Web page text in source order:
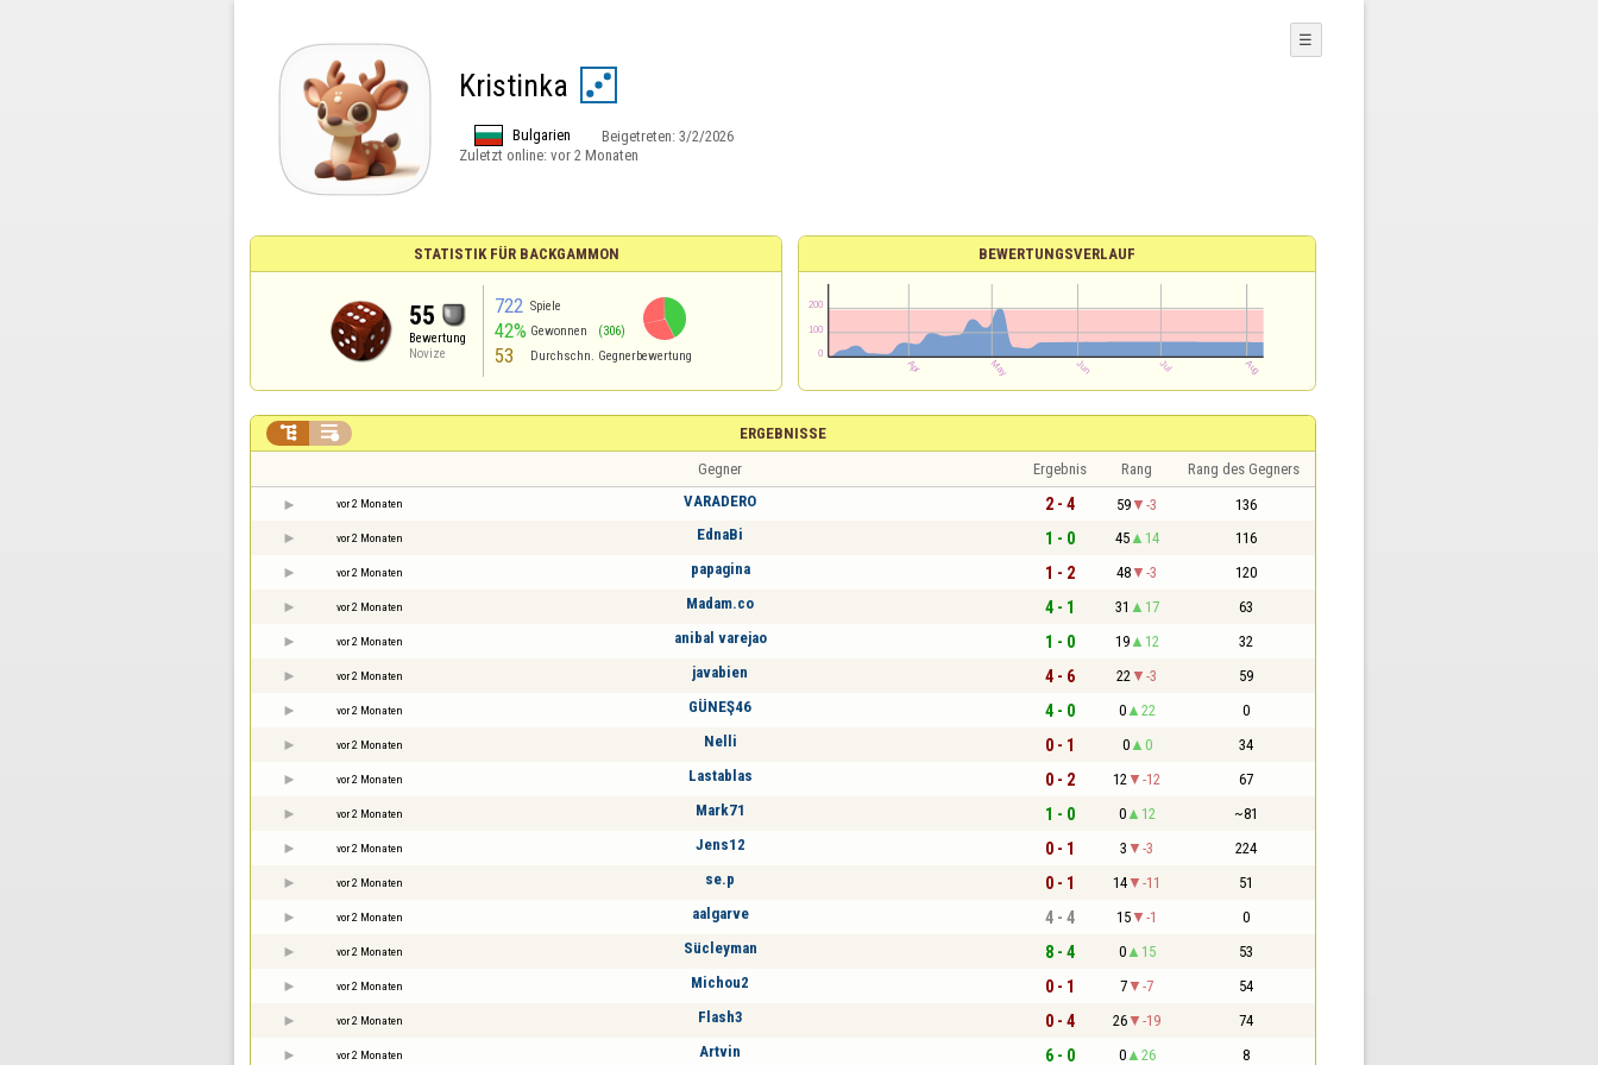
Kristinka
Bulgarien Beigetreten: 3/2/2026
Zuletzt online: vor 2 Monaten
☰
STATISTIK FÜR BACKGAMMON
55
Bewertung
Novize
722 Spiele
42% Gewonnen (306)
53 Durchschn. Gegnerbewertung
BEWERTUNGSVERLAUF
ERGEBNISSE
 
Gegner Ergebnis Rang Rang des Gegners
vor 2 Monaten VARADERO 2 - 4 59 -3 136
vor 2 Monaten EdnaBi 1 - 0 45 14 116
vor 2 Monaten papagina 1 - 2 48 -3 120
vor 2 Monaten Madam.co 4 - 1 31 17 63
vor 2 Monaten anibal varejao 1 - 0 19 12 32
vor 2 Monaten javabien 4 - 6 22 -3 59
vor 2 Monaten GÜNEŞ46 4 - 0 0 22 0
vor 2 Monaten Nelli 0 - 1 0 0 34
vor 2 Monaten Lastablas 0 - 2 12 -12 67
vor 2 Monaten Mark71 1 - 0 0 12 ~81
vor 2 Monaten Jens12 0 - 1 3 -3 224
vor 2 Monaten se.p 0 - 1 14 -11 51
vor 2 Monaten aalgarve 4 - 4 15 -1 0
vor 2 Monaten Sücleyman 8 - 4 0 15 53
vor 2 Monaten Michou2 0 - 1 7 -7 54
vor 2 Monaten Flash3 0 - 4 26 -19 74
vor 2 Monaten Artvin 6 - 0 0 26 8